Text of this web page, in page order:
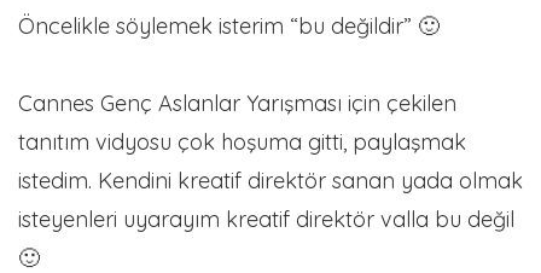
Öncelikle söylemek isterim “bu değildir” 🙂
Cannes Genç Aslanlar Yarışması için çekilen
tanıtım vidyosu çok hoşuma gitti, paylaşmak
istedim. Kendini kreatif direktör sanan yada olmak
isteyenleri uyarayım kreatif direktör valla bu değil
🙂